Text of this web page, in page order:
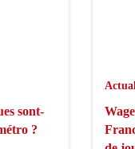
sont-
?